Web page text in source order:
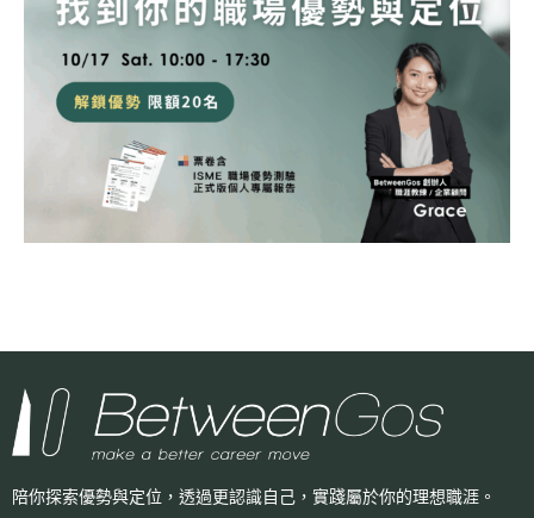
陪你探索優勢與定位，透過更認識自己， 實踐屬於你的理想職涯。